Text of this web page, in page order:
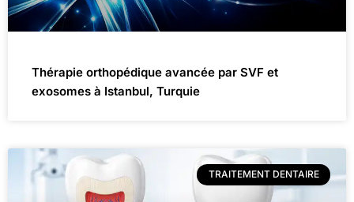
Thérapie orthopédique avancée par SVF et
exosomes à Istanbul, Turquie
TRAITEMENT DENTAIRE